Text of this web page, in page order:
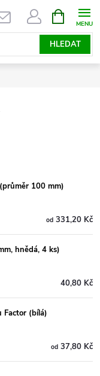
HLEDAT
NÁKUPNÍ
KOŠÍK
100 mm)
od331,20 Kč
hnědá, 4 ks)
40,80 Kč
Factor (bílá)
od37,80 Kč